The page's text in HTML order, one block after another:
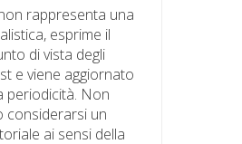
rappresenta una
esprime il
di vista degli
e viene aggiornato
periodicità. Non
considerarsi un
ai sensi della